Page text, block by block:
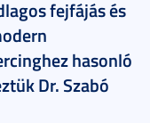
fejfájás és
hasonló
Dr. Szabó